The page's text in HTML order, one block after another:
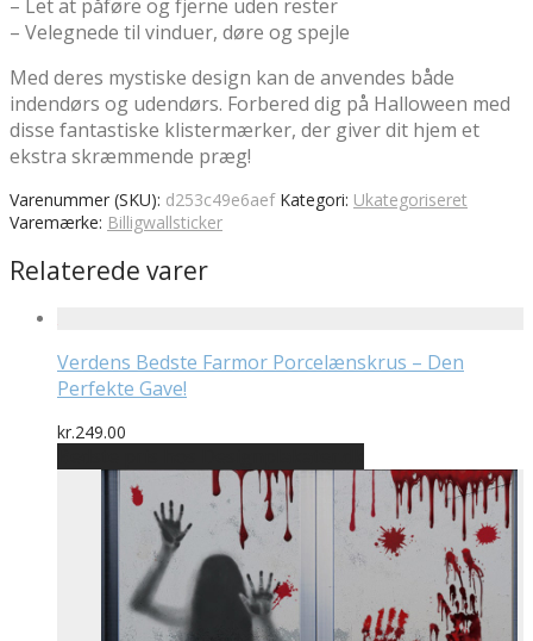
– Let at påføre og fjerne uden rester
– Velegnede til vinduer, døre og spejle
Med deres mystiske design kan de anvendes både
indendørs og udendørs. Forbered dig på Halloween med
disse fantastiske klistermærker, der giver dit hjem et
ekstra skræmmende præg!
Varenummer (SKU): d253c49e6aef Kategori: Ukategoriseret
Varemærke: Billigwallsticker
Relaterede varer
Verdens Bedste Farmor Porcelænskrus – Den
Perfekte Gave!
kr.249.00